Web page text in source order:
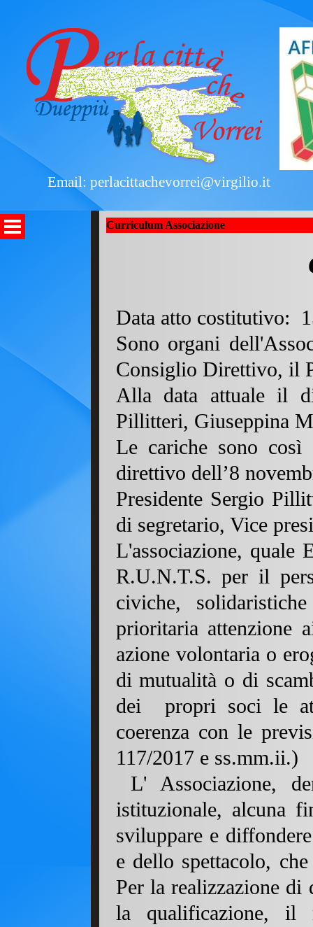
Email: perlacittachevorrei@virgilio.it
Curriculum Associazione
Data atto costitutivo:
Sono organi
Consiglio Direttivo, il
Alla data attuale il
Pillitteri, Giuseppina
Le cariche sono così
direttivo dell’8
Presidente Sergio
di segretario, Vice
L'associazione, quale
R.U.N.T.S. per il
civiche,
prioritaria attenzione
azione volontaria o
di mutualità o di
dei propri soci le
coerenza con le
117/2017 e ss.mm.ii.)
L' Associazione,
istituzionale, alcuna
sviluppare e
e dello spettacolo,
Per la realizzazione di
la qualificazione, il